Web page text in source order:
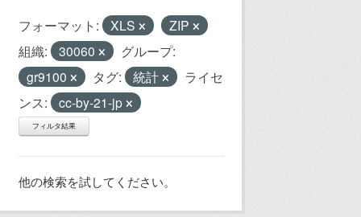
フォーマット: XLS
ZIP
組織:
30060
グループ:
gr9100
タグ: 統計
ライセ
ンス:
cc-by-21-jp
フィルタ結果
他の検索を試してください。